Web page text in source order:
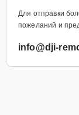
Для отправки
пожеланий и
info@dji-